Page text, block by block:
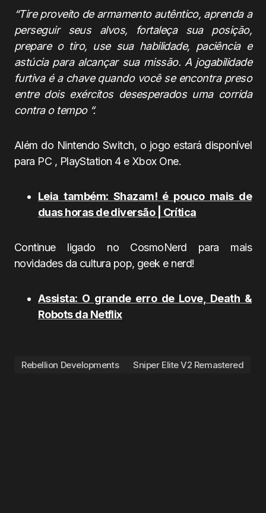
“Tire proveito de armamento autêntico, aprenda a
perseguir seus alvos, fortaleça sua posição,
prepare o tiro, use sua habilidade, paciência e
astúcia para alcançar sua missão. A jogabilidade
furtiva é a chave quando você se encontra preso
entre dois exércitos desesperados uma corrida
contra o tempo “.
Além do Nintendo Switch, o jogo estará disponível
para PC , PlayStation 4 e Xbox One.
Leia também: Shazam! é pouco mais de
duas horas de diversão | Crítica
Continue ligado no CosmoNerd para mais
novidades da cultura pop, geek e nerd!
Assista: O grande erro de Love, Death &
Robots da Netflix
Rebellion Developments Sniper Elite V2 Remastered